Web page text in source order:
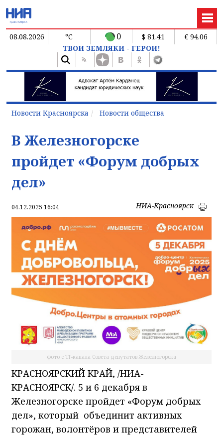
08.08.2026 °C 0 $ 81.41
€ 94.06
ТВОИ ЗЕМЛЯКИ - ГЕРОИ!
Новости Красноярска Новости общества
В Железногорске
пройдет «Форум добрых
дел»
04.12.2025 16:04 НИА-Красноярск
фото с ТГ-канала Совета депутатов Железногорска
КРАСНОЯРСКИЙ КРАЙ, /НИА-
КРАСНОЯРСК/. 5 и 6 декабря в
Железногорске пройдет «Форум добрых
дел», который объединит активных
горожан, волонтёров и представителей